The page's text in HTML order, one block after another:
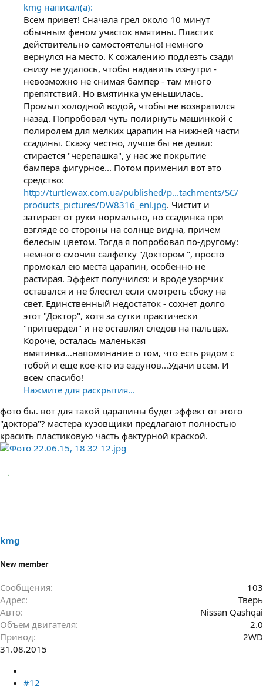
kmg написал(а):
Всем привет! Сначала грел около 10 минут
обычным феном участок вмятины. Пластик
действительно самостоятельно! немного
вернулся на место. К сожалению подлезть сзади
снизу не удалось, чтобы надавить изнутри -
невозможно не снимая бампер - там много
препятствий. Но вмятинка уменьшилась.
Промыл холодной водой, чтобы не возвратился
назад. Попробовал чуть полирнуть машинкой с
полиролем для мелких царапин на нижней части
ссадины. Скажу честно, лучше бы не делал:
стирается "черепашка", у нас же покрытие
бампера фигурное... Потом применил вот это
средство:
http://turtlewax.com.ua/published/p...tachments/SC/
products_pictures/DW8316_enl.jpg. Чистит и
затирает от руки нормально, но ссадинка при
взгляде со стороны на солнце видна, причем
белесым цветом. Тогда я попробовал по-другому:
немного смочив салфетку "Доктором ", просто
промокал ею места царапин, особенно не
растирая. Эффект получился: и вроде узорчик
оставался и не блестел если смотреть сбоку на
свет. Единственный недостаток - сохнет долго
этот "Доктор", хотя за сутки практически
"притвердел" и не оставлял следов на пальцах.
Короче, осталась маленькая
вмятинка...напоминание о том, что есть рядом с
тобой и еще кое-кто из ездунов...Удачи всем. И
всем спасибо!
Нажмите для раскрытия...
фото бы. вот для такой царапины будет эффект от этого
"доктора"? мастера кузовщики предлагают полностью
красить пластиковую часть фактурной краской.
kmg
New member
Сообщения
103
Адрес
Тверь
Авто
Nissan Qashqai
Объем двигателя
2.0
Привод
2WD
31.08.2015
#12